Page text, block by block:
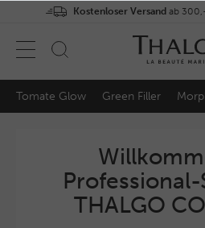
Kostenloser Versand ab
Tomate Glow Green Filler
THALGO